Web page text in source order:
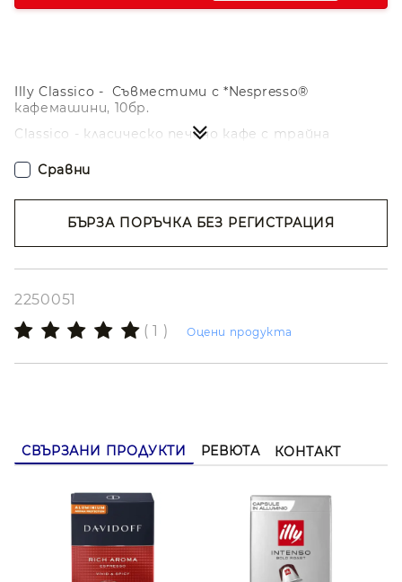
Illy Classico - Съвместими с *Nespresso®
кафемашини, 10бр.
Classico - класическо печено кафе с трайна
цвят и жасмин.
** Оригинални кафе машини.
** търговска марка на трета страна, която не е
БЪРЗА ПОРЪЧКА БЕЗ РЕГИСТРАЦИЯ
Съгласен съм сПолитиката за лични
2250051
( 1 )
Оцени продукта
Сравни
СВЪРЗАНИ ПРОДУКТИ РЕВЮТА КОНТАКТ